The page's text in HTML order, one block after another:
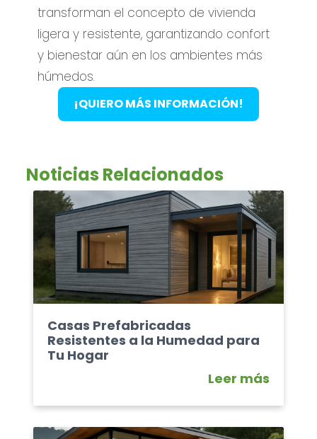
transforman el concepto de vivienda
ligera y resistente, garantizando confort
y bienestar aún en los ambientes más
húmedos.
¡QUIERO MÁS INFORMACIÓN!
Noticias Relacionados
Casas Prefabricadas
Resistentes a la Humedad para
Tu Hogar
Leer más